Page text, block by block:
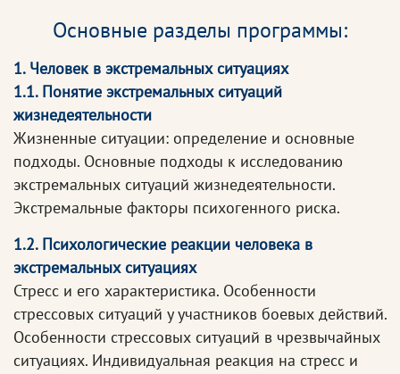
Основные разделы программы:
1. Человек в экстремальных ситуациях
1.1. Понятие экстремальных ситуаций
жизнедеятельности
Жизненные ситуации: определение и основные
подходы. Основные подходы к исследованию
экстремальных ситуаций жизнедеятельности.
Экстремальные факторы психогенного риска.
1.2. Психологические реакции человека в
экстремальных ситуациях
Стресс и его характеристика. Особенности
стрессовых ситуаций у участников боевых действий.
Особенности стрессовых ситуаций в чрезвычайных
ситуациях. Индивидуальная реакция на стресс и